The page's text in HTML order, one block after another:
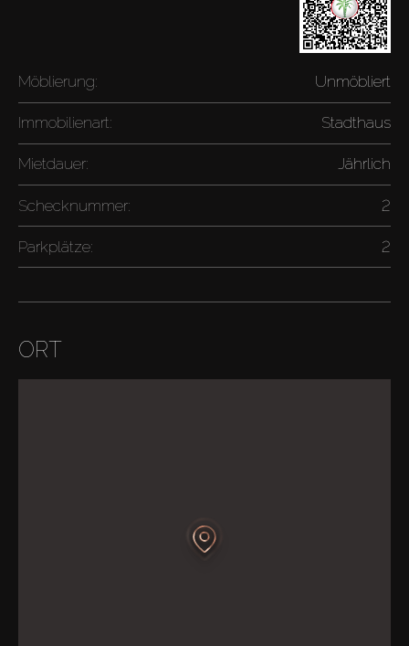
Möblierung: Unmöbliert
Immobilienart: Stadthaus
Mietdauer: Jährlich
Schecknummer: 2
Parkplätze: 2
ORT